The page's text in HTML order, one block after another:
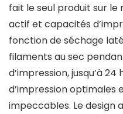
fait le seul produit sur
actif et capacités
fonction de séchage
filaments au sec
d’impression, jusqu’à
d’impression optimales
impeccables. Le